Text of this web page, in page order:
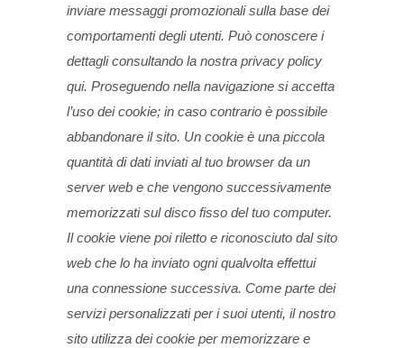
inviare messaggi promozionali sulla base dei
comportamenti degli utenti. Può conoscere i
dettagli consultando la nostra privacy policy
qui. Proseguendo nella navigazione si accetta
l’uso dei cookie; in caso contrario è possibile
abbandonare il sito. Un cookie è una piccola
quantità di dati inviati al tuo browser da un
server web e che vengono successivamente
memorizzati sul disco fisso del tuo computer.
Il cookie viene poi riletto e riconosciuto dal sito
web che lo ha inviato ogni qualvolta effettui
una connessione successiva. Come parte dei
servizi personalizzati per i suoi utenti, il nostro
sito utilizza dei cookie per memorizzare e